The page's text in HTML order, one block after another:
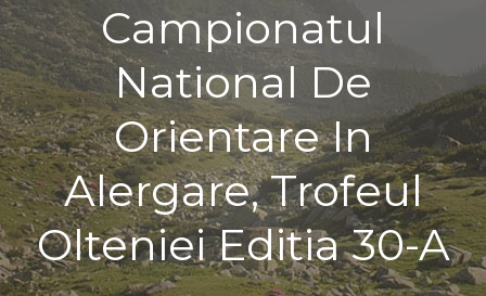
Campionatul
National De
Orientare In
Alergare, Trofeul
Olteniei Editia 30-A